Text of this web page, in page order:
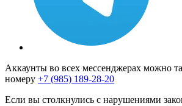
Аккаунты во всех мессенджерах можно
номеру +7 (985) 189-28-20
Если вы столкнулись с нарушениями